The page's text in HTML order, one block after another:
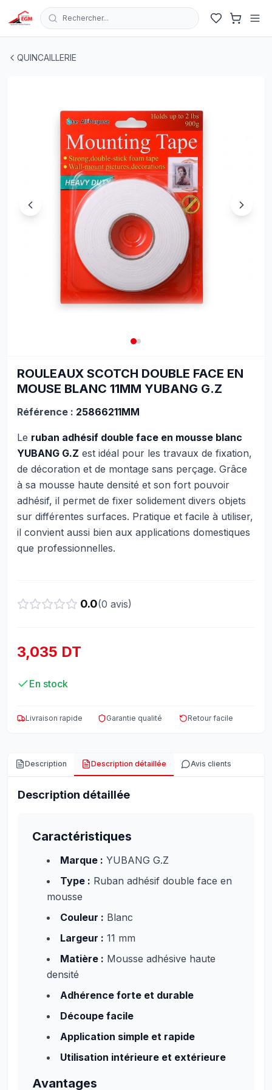
Rechercher...
QUINCAILLERIE
ROULEAUX SCOTCH DOUBLE FACE EN
MOUSE BLANC 11MM YUBANG G.Z
Référence : 25866211MM
Le ruban adhésif double face en mousse blanc
YUBANG G.Z est idéal pour les travaux de fixation,
de décoration et de montage sans perçage. Grâce
à sa mousse haute densité et son fort pouvoir
adhésif, il permet de fixer solidement divers objets
sur différentes surfaces. Pratique et facile à utiliser,
il convient aussi bien aux applications domestiques
que professionnelles.
0.0(0 avis)
3,035 DT
En stock
Livraison rapide Garantie qualité Retour facile
Description Description détaillée Avis clients
Description détaillée
Caractéristiques
Marque : YUBANG G.Z
Type : Ruban adhésif double face en
mousse
Couleur : Blanc
Largeur : 11 mm
Matière : Mousse adhésive haute
densité
Adhérence forte et durable
Découpe facile
Application simple et rapide
Utilisation intérieure et extérieure
Avantages